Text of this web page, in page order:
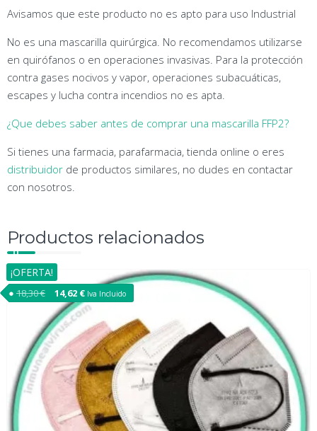
Avisamos que este producto no es apto para uso Industrial
No es una mascarilla quirúrgica. No recomendamos utilizarse
en quirófanos o en operaciones invasivas. Para la protección
contra gases nocivos y vapor, operaciones subacuáticas,
escapes y lucha contra incendios no es apta.
¿Que debes saber antes de comprar una mascarilla FFP2?
Si tienes una farmacia, parafarmacia, tienda online o eres
distribuidor de productos similares, no dudes en contactar
con nosotros.
Productos relacionados
¡OFERTA!
18,30€ El precio original era: 18,30 €.
14,62 € El precio actual es: 14,62 €.
Iva Incluido